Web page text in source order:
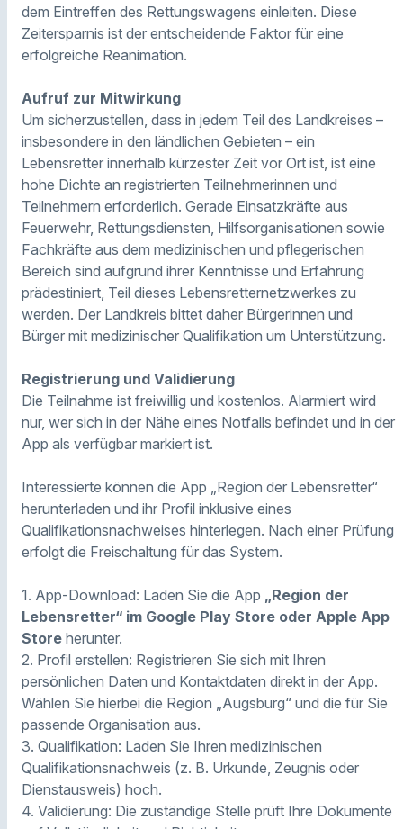
dem Eintreffen des Rettungswagens einleiten. Diese
Zeitersparnis ist der entscheidende Faktor für eine
erfolgreiche Reanimation.
Aufruf zur Mitwirkung
Um sicherzustellen, dass in jedem Teil des Landkreises –
insbesondere in den ländlichen Gebieten – ein
Lebensretter innerhalb kürzester Zeit vor Ort ist, ist eine
hohe Dichte an registrierten Teilnehmerinnen und
Teilnehmern erforderlich. Gerade Einsatzkräfte aus
Feuerwehr, Rettungsdiensten, Hilfsorganisationen sowie
Fachkräfte aus dem medizinischen und pflegerischen
Bereich sind aufgrund ihrer Kenntnisse und Erfahrung
prädestiniert, Teil dieses Lebensretternetzwerkes zu
werden. Der Landkreis bittet daher Bürgerinnen und
Bürger mit medizinischer Qualifikation um Unterstützung.
Registrierung und Validierung
Die Teilnahme ist freiwillig und kostenlos. Alarmiert wird
nur, wer sich in der Nähe eines Notfalls befindet und in der
App als verfügbar markiert ist.
Interessierte können die App „Region der Lebensretter“
herunterladen und ihr Profil inklusive eines
Qualifikationsnachweises hinterlegen. Nach einer Prüfung
erfolgt die Freischaltung für das System.
1. App-Download: Laden Sie die App „Region der
Lebensretter“ im Google Play Store oder Apple App
Store herunter.
2. Profil erstellen: Registrieren Sie sich mit Ihren
persönlichen Daten und Kontaktdaten direkt in der App.
Wählen Sie hierbei die Region „Augsburg“ und die für Sie
passende Organisation aus.
3. Qualifikation: Laden Sie Ihren medizinischen
Qualifikationsnachweis (z. B. Urkunde, Zeugnis oder
Dienstausweis) hoch.
4. Validierung: Die zuständige Stelle prüft Ihre Dokumente